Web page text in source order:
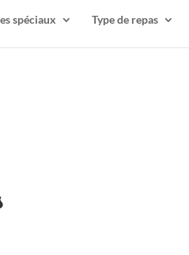
spéciaux Type de repas